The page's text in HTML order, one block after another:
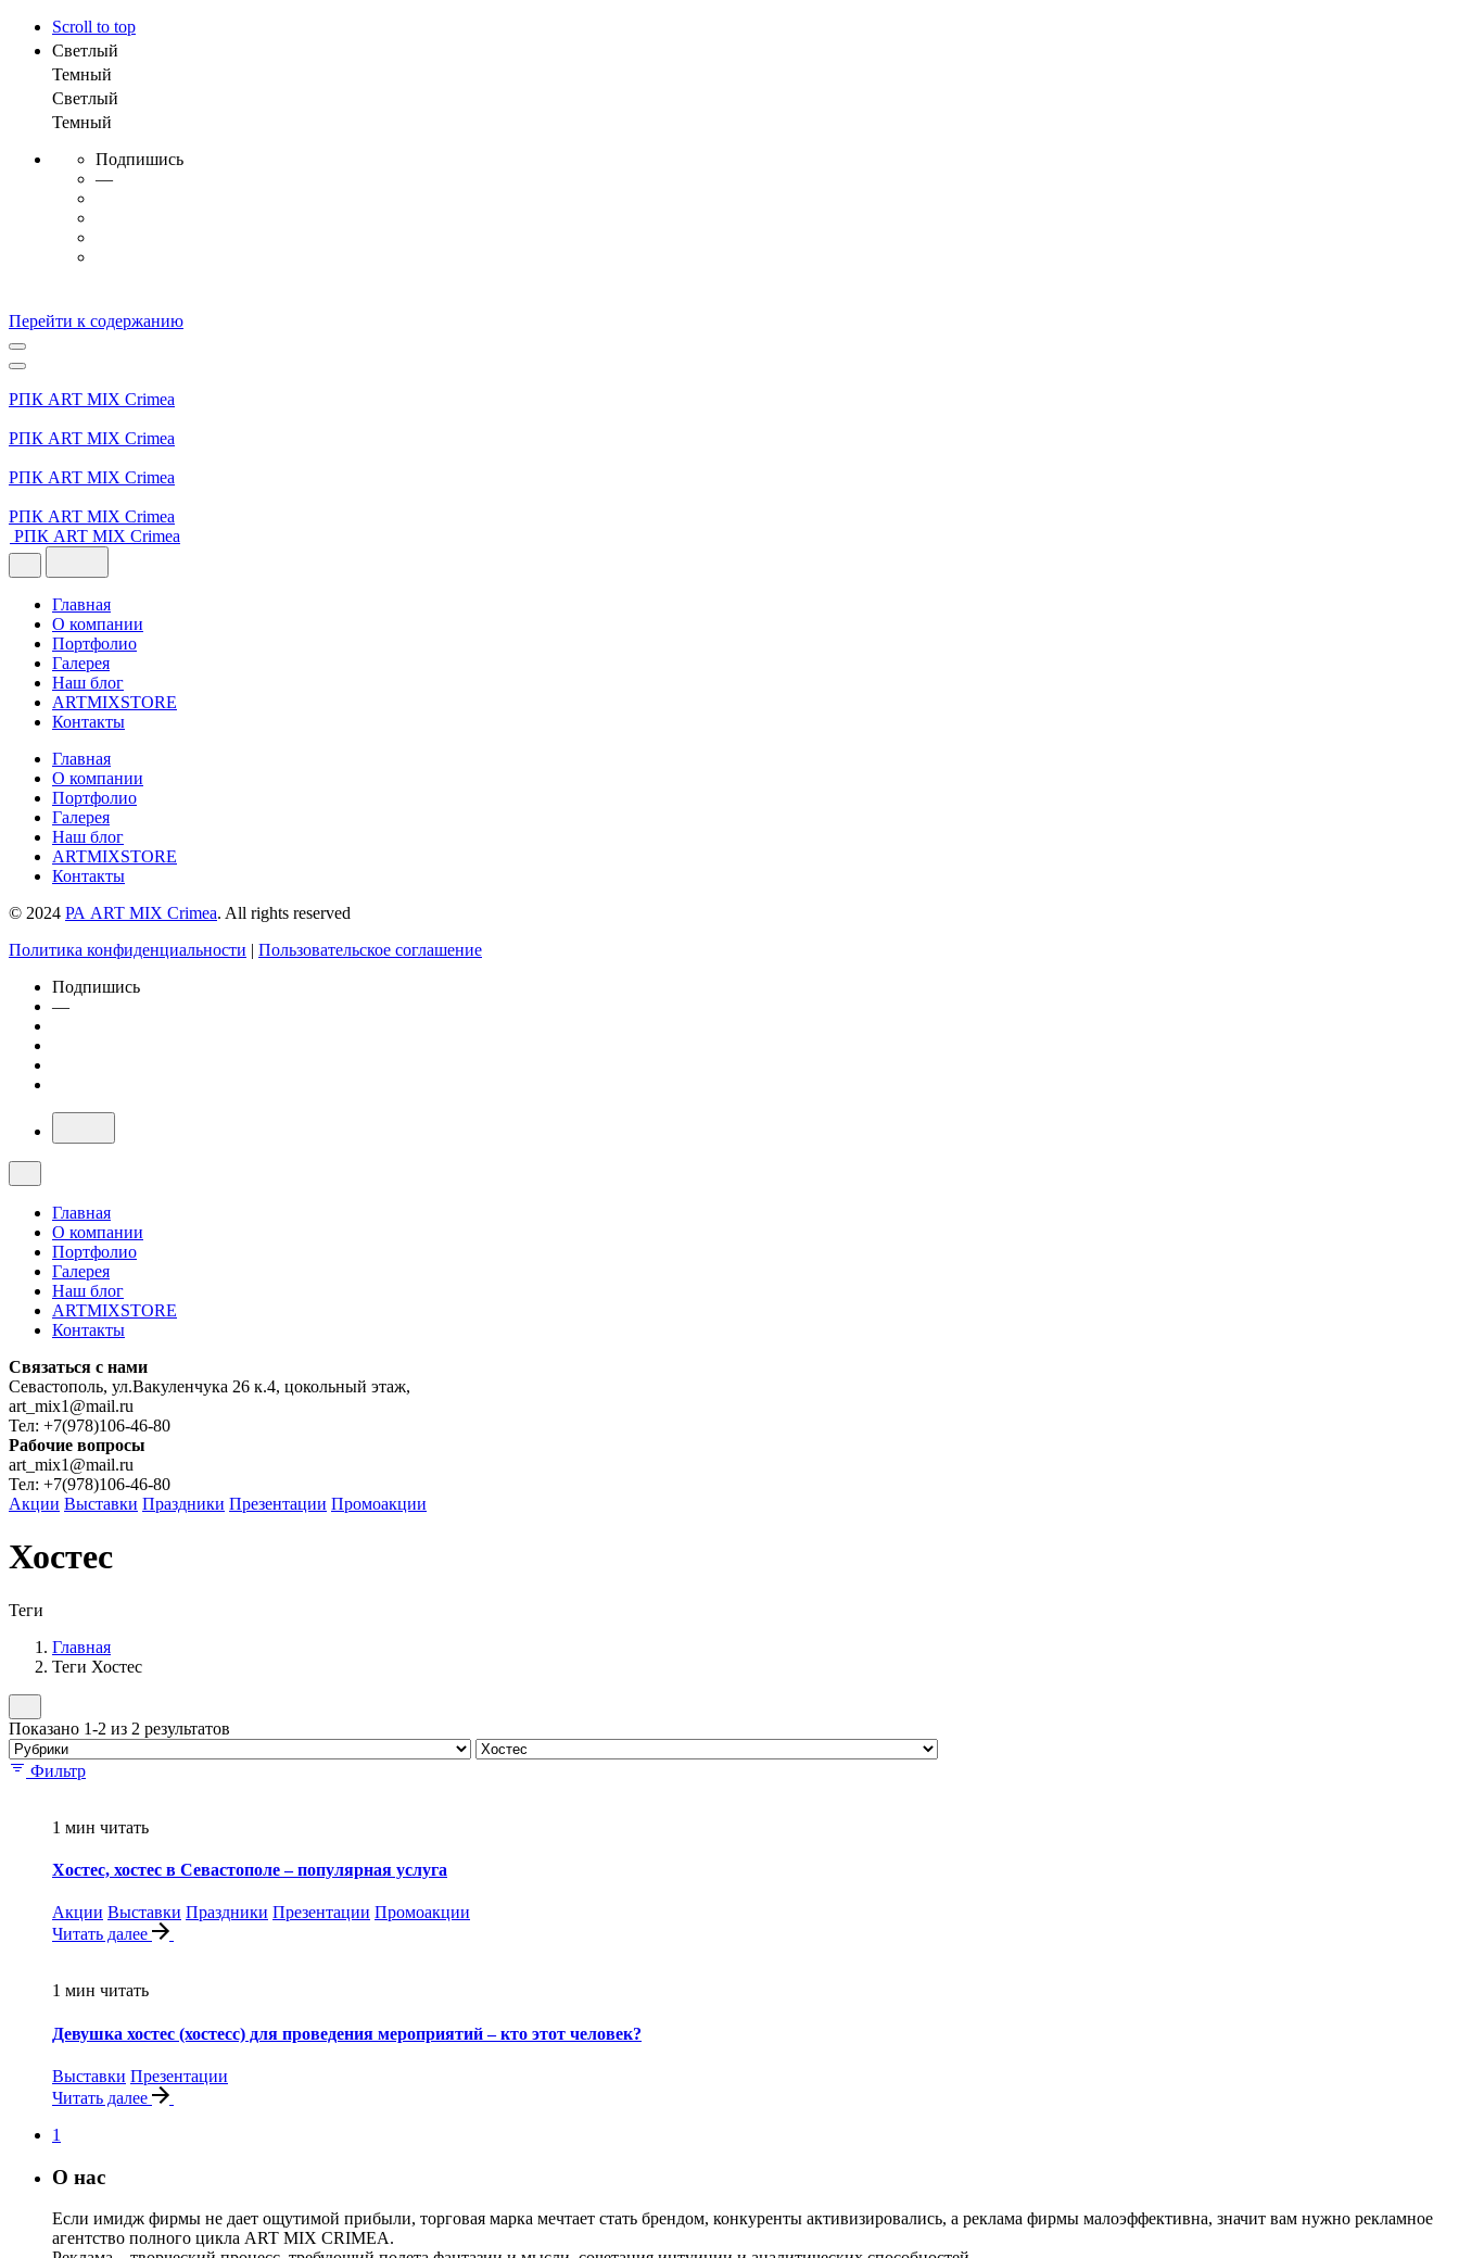
Scroll to top
Светлый
Темный
Светлый
Темный
Подпишись
—
Перейти к содержанию
РПК ART MIX Crimea
РПК ART MIX Crimea
РПК ART MIX Crimea
РПК ART MIX Crimea
РПК ART MIX Crimea
Главная
О компании
Портфолио
Галерея
Наш блог
ARTMIXSTORE
Контакты
Главная
О компании
Портфолио
Галерея
Наш блог
ARTMIXSTORE
Контакты
© 2024 РА ART MIX Crimea. All rights reserved
Политика конфиденциальности | Пользовательское соглашение
Подпишись
—
Главная
О компании
Портфолио
Галерея
Наш блог
ARTMIXSTORE
Контакты
Связаться с нами
Севастополь, ул.Вакуленчука 26 к.4, цокольный этаж,
art_mix1@mail.ru
Тел: +7(978)106-46-80
Рабочие вопросы
art_mix1@mail.ru
Тел: +7(978)106-46-80
Акции Выставки Праздники Презентации Промоакции
Хостес
Теги
Главная
Теги Хостес
Показано 1-2 из 2 результатов
Фильтр
1 мин читать
Хостес, хостес в Севастополе – популярная услуга
Акции Выставки Праздники Презентации Промоакции
Читать далее
1 мин читать
Девушка хостес (хостесс) для проведения мероприятий – кто этот человек?
Выставки Презентации
Читать далее
1
О нас
Если имидж фирмы не дает ощутимой прибыли, торговая марка мечтает стать брендом, конкуренты активизировались, а реклама фирмы малоэффективна, значит вам нужно рекламное
агентство полного цикла ART MIX CRIMEA.